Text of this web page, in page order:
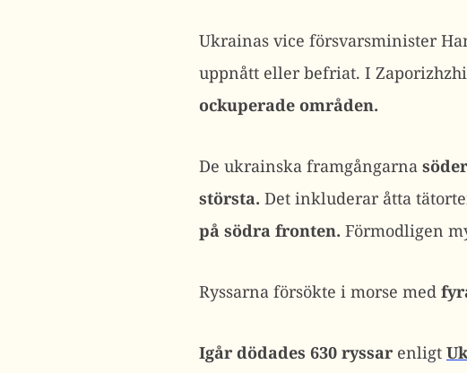
Ukrainas vice försvarsminister
uppnått eller befriat. I
ockuperade områden.
De ukrainska framgångarna
största. Det inkluderar åtta
på södra fronten. Förmodligen
Ryssarna försökte i morse med
Igår dödades 630 ryssar enligt